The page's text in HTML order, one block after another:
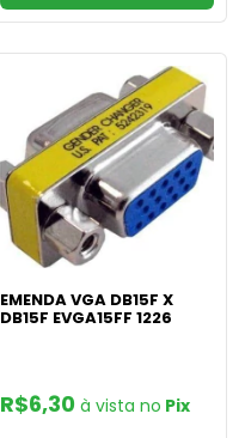
EMENDA VGA DB15F X
DB15F EVGA15FF 1226
R$6,30 Pix